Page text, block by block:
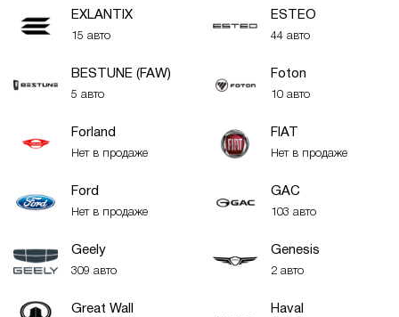
EXLANTIX
15 авто
ESTEO
44 авто
BESTUNE (FAW)
5 авто
Foton
10 авто
Forland
Нет в продаже
FIAT
Нет в продаже
Ford
Нет в продаже
GAC
103 авто
Geely
309 авто
Genesis
2 авто
Great Wall Haval